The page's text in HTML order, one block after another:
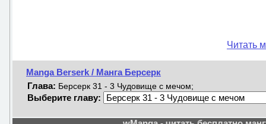
Читать
Manga Berserk / Манга Берсерк
Глава: Берсерк 31 - 3 Чудовище с мечом;
Выберите главу: